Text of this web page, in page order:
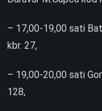
– 17,00-19,00 sati
kbr. 27,
– 19,00-20,00 sati
128,